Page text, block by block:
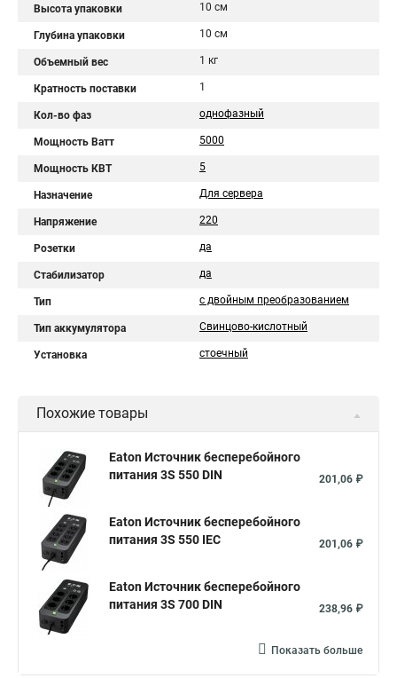
Высота упаковки 10 см
Глубина упаковки 10 см
Объемный вес 1 кг
Кратность поставки 1
Кол-во фаз однофазный
Мощность Ватт 5000
Мощность КВТ 5
Назначение Для сервера
Напряжение 220
Розетки да
Стабилизатор да
Тип с двойным преобразованием
Тип аккумулятора Свинцово-кислотный
Установка стоечный
Похожие товары
Eaton Источник бесперебойного
питания 3S 550 DIN
201,06 ₽
Eaton Источник бесперебойного
питания 3S 550 IEC
201,06 ₽
Eaton Источник бесперебойного
питания 3S 700 DIN
238,96 ₽
Показать больше